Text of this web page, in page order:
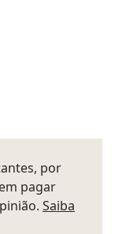
por
pagar
Saiba